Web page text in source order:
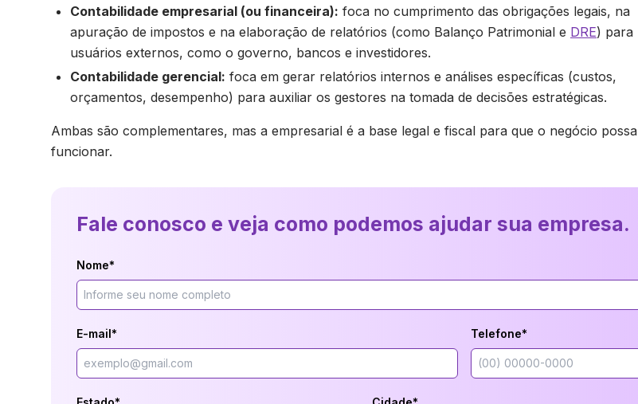
Contabilidade empresarial (ou financeira): foca no cumprimento das obrigações legais, na
apuração de impostos e na elaboração de relatórios (como Balanço Patrimonial e DRE) para
usuários externos, como o governo, bancos e investidores.
Contabilidade gerencial: foca em gerar relatórios internos e análises específicas (custos,
orçamentos, desempenho) para auxiliar os gestores na tomada de decisões estratégicas.
Ambas são complementares, mas a empresarial é a base legal e fiscal para que o negócio possa
funcionar.
Fale conosco e veja como podemos ajudar sua empresa.
Nome*
E-mail* Telefone*